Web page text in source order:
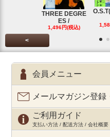
THREE DEGRE
ES /
1,496円(税込)
<
会員メニュー
メールマガジン登録
ご利用ガイド
支払い方法 / 配送方法 / 会社概要